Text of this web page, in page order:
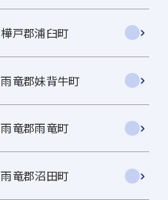
樺戸郡浦臼町
雨竜郡妹背牛町
雨竜郡雨竜町
雨竜郡沼田町